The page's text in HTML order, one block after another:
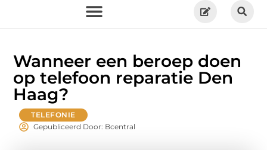
Wanneer een beroep doen
op telefoon reparatie Den
Haag?
TELEFONIE
Gepubliceerd Door: Bcentral